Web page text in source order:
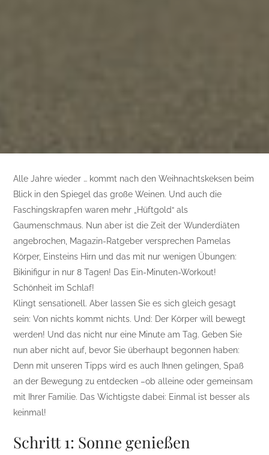
Alle Jahre wieder … kommt nach den Weihnachtskeksen beim
Blick in den Spiegel das große Weinen. Und auch die
Faschingskrapfen waren mehr „Hüftgold“ als
Gaumenschmaus. Nun aber ist die Zeit der Wunderdiäten
angebrochen, Magazin-Ratgeber versprechen Pamelas
Körper, Einsteins Hirn und das mit nur wenigen Übungen:
Bikinifigur in nur 8 Tagen! Das Ein-Minuten-Workout!
Schönheit im Schlaf!
Klingt sensationell. Aber lassen Sie es sich gleich gesagt
sein: Von nichts kommt nichts. Und: Der Körper will bewegt
werden! Und das nicht nur eine Minute am Tag. Geben Sie
nun aber nicht auf, bevor Sie überhaupt begonnen haben:
Denn mit unseren Tipps wird es auch Ihnen gelingen, Spaß
an der Bewegung zu entdecken –ob alleine oder gemeinsam
mit Ihrer Familie. Das Wichtigste dabei: Einmal ist besser als
keinmal!
Schritt 1: Sonne genießen